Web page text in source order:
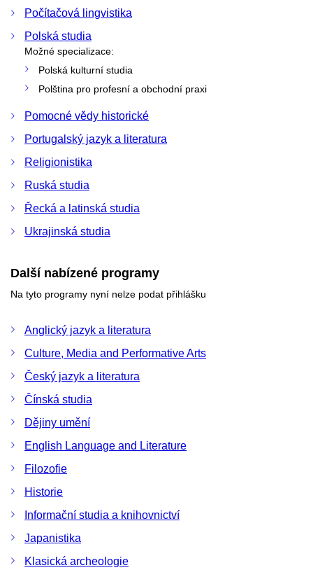
Počítačová lingvistika
Polská studia
Možné specializace:
Polská kulturní studia
Polština pro profesní a obchodní praxi
Pomocné vědy historické
Portugalský jazyk a literatura
Religionistika
Ruská studia
Řecká a latinská studia
Ukrajinská studia
Další nabízené programy
Na tyto programy nyní nelze podat přihlášku
Anglický jazyk a literatura
Culture, Media and Performative Arts
Český jazyk a literatura
Čínská studia
Dějiny umění
English Language and Literature
Filozofie
Historie
Informační studia a knihovnictví
Japanistika
Klasická archeologie